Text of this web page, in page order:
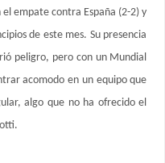
empate contra España (2-2) y
de este mes. Su presencia
peligro, pero con un Mundial
acomodo en un equipo que
algo que no ha ofrecido el